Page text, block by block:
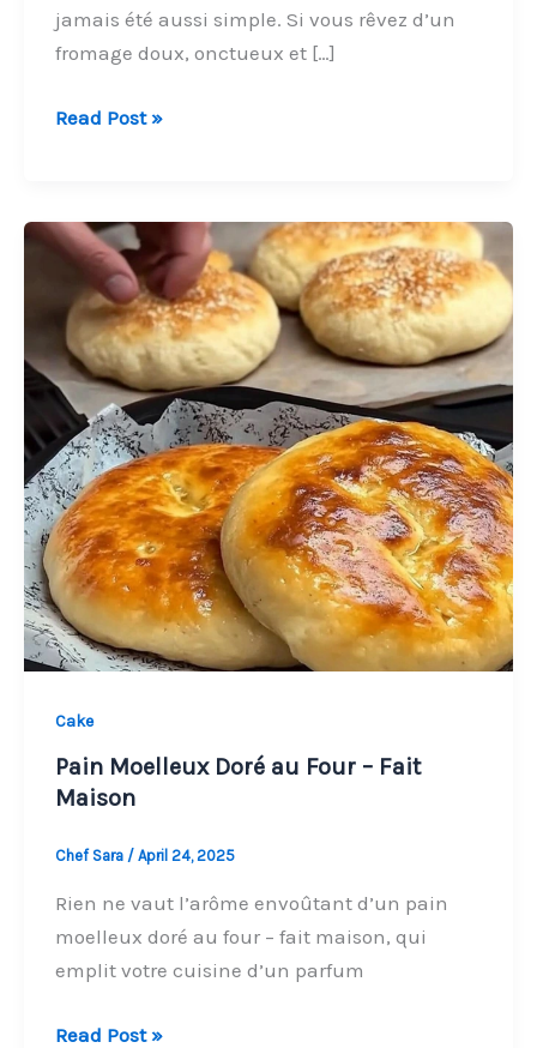
jamais été aussi simple. Si vous rêvez d’un
fromage doux, onctueux et […]
Fromage
–
Recette
Facile
Sans
Presure
Read Post »
Cake
Pain Moelleux Doré au Four – Fait
Maison
Chef Sara / April 24, 2025
Rien ne vaut l’arôme envoûtant d’un pain
moelleux doré au four – fait maison, qui
emplit votre cuisine d’un parfum
Pain
Read Post »